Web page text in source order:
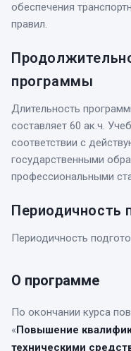
обеспечения
правил.
программы
Длительность
составляет 60 ак.ч.
соответствии с
государственными
профессиональными
Периодичность
Периодичность
О программе
По окончании курса
«Повышение
техническими